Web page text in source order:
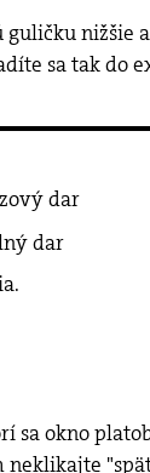
sa tak do
dar
dar
.
sa okno